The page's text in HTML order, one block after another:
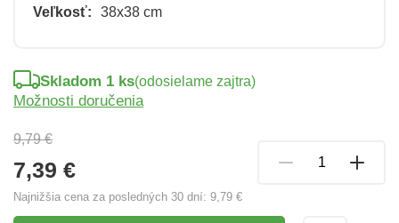
Veľkosť: 38x38 cm
9,79 €
7,39 €
Najnižšia cena za posledných 30 dní: 9,79 €
Skladom 1 ks(odosielame zajtra)
Možnosti doručenia